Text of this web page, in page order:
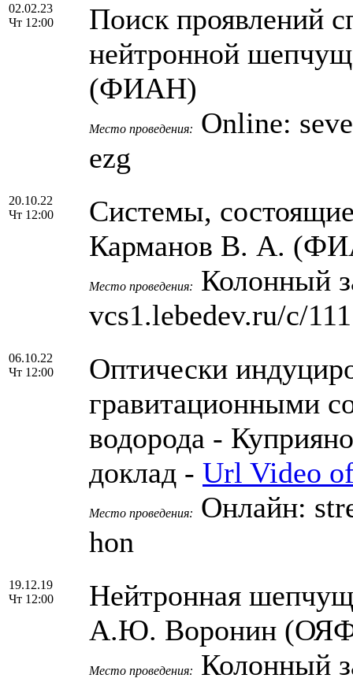
02.02.23
Чт 12:00
Поиск проявлений
нейтронной
(ФИАН)
Место проведения:
Online:
ezg
20.10.22
Чт 12:00
Системы,
Карманов В. А.
Место проведения:
Колонный
vcs1.lebedev.ru/c/
06.10.22
Чт 12:00
Оптически
гравитационными
водорода -
доклад - Url Video
Место проведения:
Онлайн:
hon
19.12.19
Чт 12:00
Нейтронная
А.Ю. Воронин
Место проведения: Колонный